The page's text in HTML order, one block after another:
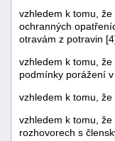
vzhledem k tomu,
ochranných
otravám z potravin
vzhledem k tomu,
podmínky porážení
vzhledem k tomu,
vzhledem k tomu,
rozhovorech s